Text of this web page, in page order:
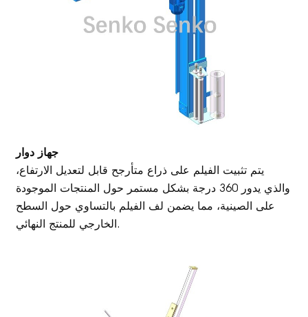
جهاز دوار
يتم تثبيت الفيلم على ذراع متأرجح قابل لتعديل الارتفاع،
والذي يدور 360 درجة بشكل مستمر حول المنتجات الموجودة
على الصينية، مما يضمن لف الفيلم بالتساوي حول السطح
الخارجي للمنتج النهائي.